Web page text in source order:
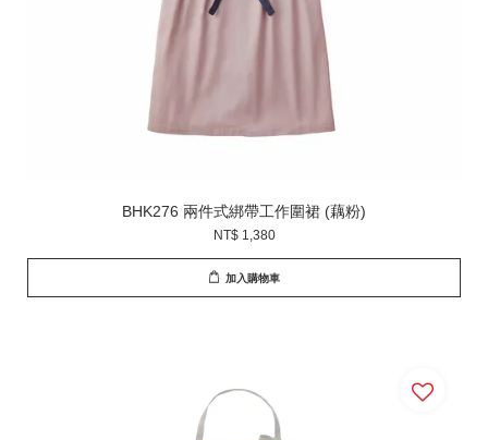
BHK276 兩件式綁帶工作圍裙 (藕粉)
NT$ 1,380
加入購物車